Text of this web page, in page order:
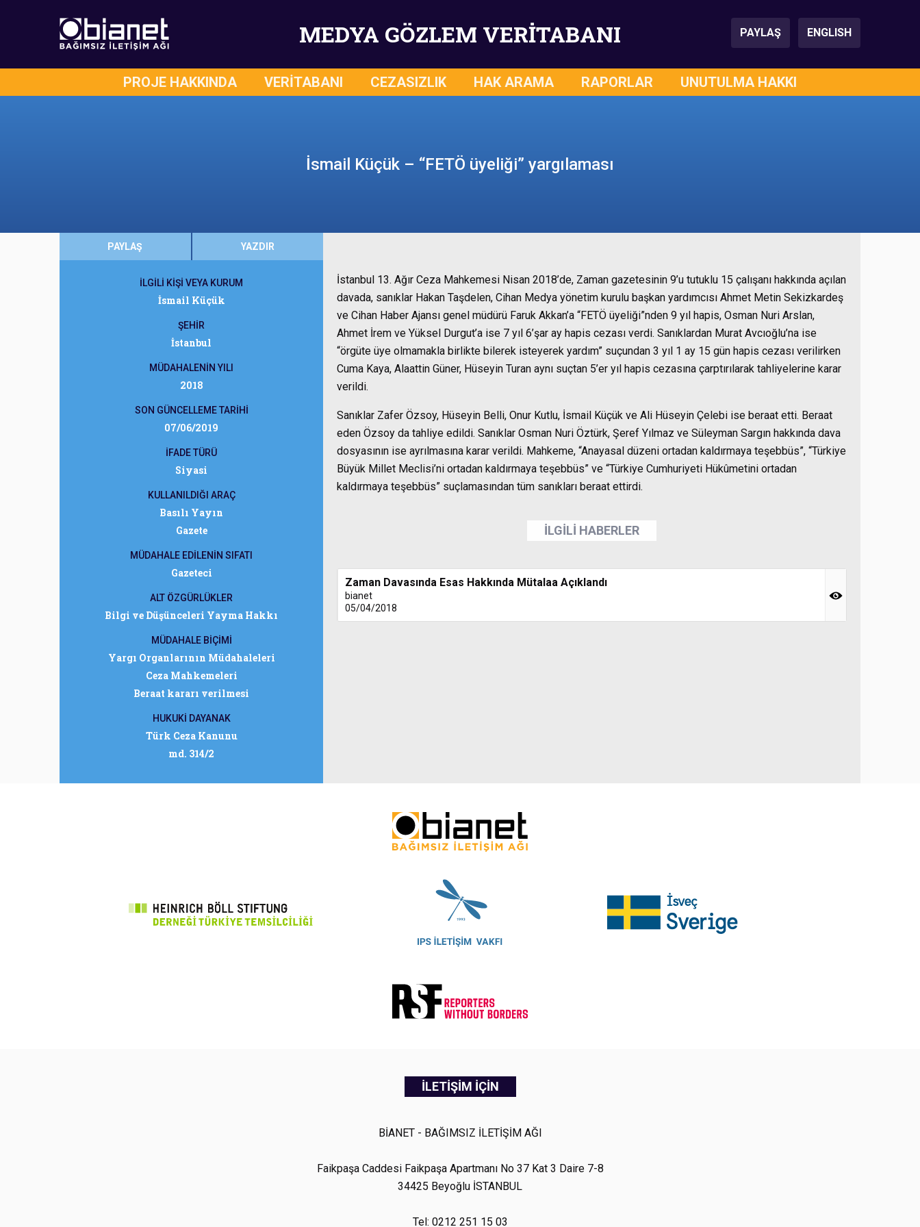
MEDYA GÖZLEM VERİTABANI PAYLAŞ ENGLISH
PROJE HAKKINDA VERİTABANI CEZASIZLIK HAK ARAMA RAPORLAR UNUTULMA HAKKI
İsmail Küçük – “FETÖ üyeliği” yargılaması
PAYLAŞ YAZDIR
İLGİLİ KİŞİ VEYA KURUM
İsmail Küçük
ŞEHİR
İstanbul
MÜDAHALENİN YILI
2018
SON GÜNCELLEME TARİHİ
07/06/2019
İFADE TÜRÜ
Siyasi
KULLANILDIĞI ARAÇ
Basılı Yayın
Gazete
MÜDAHALE EDİLENİN SIFATI
Gazeteci
ALT ÖZGÜRLÜKLER
Bilgi ve Düşünceleri Yayma Hakkı
MÜDAHALE BİÇİMİ
Yargı Organlarının Müdahaleleri
Ceza Mahkemeleri
Beraat kararı verilmesi
HUKUKİ DAYANAK
Türk Ceza Kanunu
md. 314/2
İstanbul 13. Ağır Ceza Mahkemesi Nisan 2018’de, Zaman gazetesinin 9’u tutuklu 15 çalışanı hakkında açılan
davada, sanıklar Hakan Taşdelen, Cihan Medya yönetim kurulu başkan yardımcısı Ahmet Metin Sekizkardeş
ve Cihan Haber Ajansı genel müdürü Faruk Akkan’a “FETÖ üyeliği”nden 9 yıl hapis, Osman Nuri Arslan,
Ahmet İrem ve Yüksel Durgut’a ise 7 yıl 6’şar ay hapis cezası verdi. Sanıklardan Murat Avcıoğlu’na ise
“örgüte üye olmamakla birlikte bilerek isteyerek yardım” suçundan 3 yıl 1 ay 15 gün hapis cezası verilirken
Cuma Kaya, Alaattin Güner, Hüseyin Turan aynı suçtan 5’er yıl hapis cezasına çarptırılarak tahliyelerine karar
verildi.
Sanıklar Zafer Özsoy, Hüseyin Belli, Onur Kutlu, İsmail Küçük ve Ali Hüseyin Çelebi ise beraat etti. Beraat
eden Özsoy da tahliye edildi. Sanıklar Osman Nuri Öztürk, Şeref Yılmaz ve Süleyman Sargın hakkında dava
dosyasının ise ayrılmasına karar verildi. Mahkeme, “Anayasal düzeni ortadan kaldırmaya teşebbüs”, “Türkiye
Büyük Millet Meclisi’ni ortadan kaldırmaya teşebbüs” ve “Türkiye Cumhuriyeti Hükûmetini ortadan
kaldırmaya teşebbüs” suçlamasından tüm sanıkları beraat ettirdi.
İLGİLİ HABERLER
Zaman Davasında Esas Hakkında Mütalaa Açıklandı
bianet
05/04/2018
İLETİŞİM İÇİN
BİANET - BAĞIMSIZ İLETİŞİM AĞI
Faikpaşa Caddesi Faikpaşa Apartmanı No 37 Kat 3 Daire 7-8
34425 Beyoğlu İSTANBUL
Tel: 0212 251 15 03